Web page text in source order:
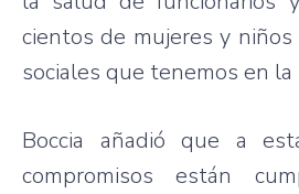
cientos de mujeres y
sociales que tenemos en la
Boccia añadió que a
compromisos están